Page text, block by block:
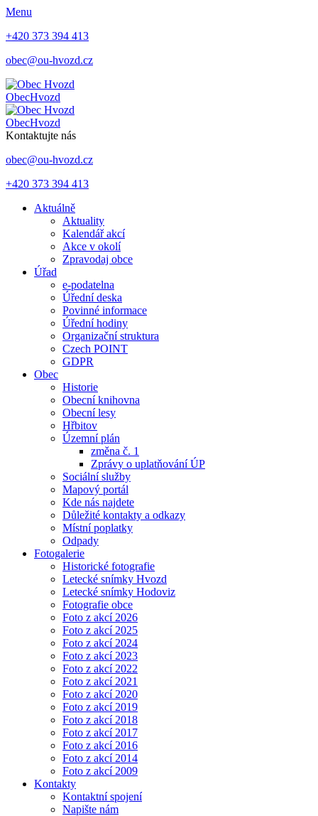
Menu
+420 373 394 413
obec@ou-hvozd.cz
ObecHvozd
ObecHvozd
Kontaktujte nás
obec@ou-hvozd.cz
+420 373 394 413
Aktuálně
Aktuality
Kalendář akcí
Akce v okolí
Zpravodaj obce
Úřad
e-podatelna
Úřední deska
Povinné informace
Úřední hodiny
Organizační struktura
Czech POINT
GDPR
Obec
Historie
Obecní knihovna
Obecní lesy
Hřbitov
Územní plán
změna č. 1
Zprávy o uplatňování ÚP
Sociální služby
Mapový portál
Kde nás najdete
Důležité kontakty a odkazy
Místní poplatky
Odpady
Fotogalerie
Historické fotografie
Letecké snímky Hvozd
Letecké snímky Hodoviz
Fotografie obce
Foto z akcí 2026
Foto z akcí 2025
Foto z akcí 2024
Foto z akcí 2023
Foto z akcí 2022
Foto z akcí 2021
Foto z akcí 2020
Foto z akcí 2019
Foto z akcí 2018
Foto z akcí 2017
Foto z akcí 2016
Foto z akcí 2014
Foto z akcí 2009
Kontakty
Kontaktní spojení
Napište nám